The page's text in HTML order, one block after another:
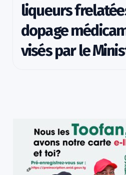
liqueurs
dopage
visés par le